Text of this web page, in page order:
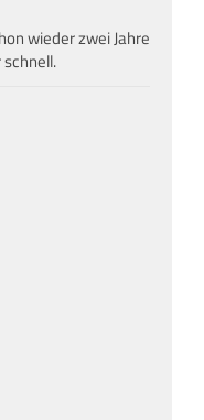
wieder zwei Jahre